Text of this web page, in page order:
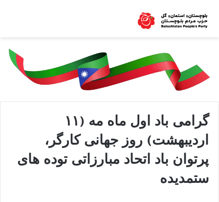
گرامی باد اول ماە مە (۱۱
اردیبهشت) روز جهانی کارگر،
پرتوان باد اتحاد مبارزاتی توده های
ستمدیده